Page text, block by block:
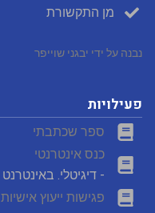
מן התקשורת
נבנה על ידי יבגני שוייפר
פעילויות
ספר שכתבתי
כנס אינטרנטי
- דיגיטלי. באינטרנט
פגישות ייעוץ אישיות